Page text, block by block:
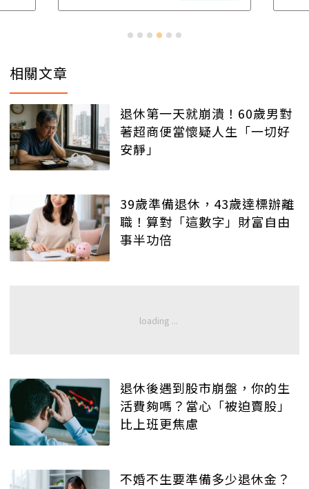
相關文章
退休第一天就崩潰！60歲男對
著超商便當懷疑人生「一切好
安靜」
39歲準備退休，43歲達標辦離
職！算對「這數字」財富自由
事半功倍
退休後遇到股市崩盤，你的生
活費夠嗎？當心「被迫賣股」
比上班更焦慮
不婚不生要準備多少退休金？